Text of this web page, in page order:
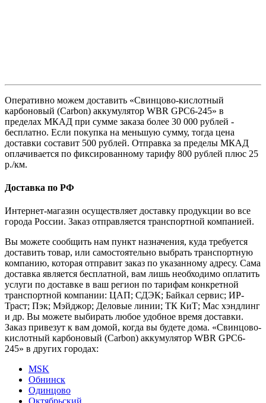
Оперативно можем доставить «Свинцово-кислотный
карбоновый (Carbon) аккумулятор WBR GPC6-245» в
пределах МКАД при сумме заказа более 30 000 рублей -
бесплатно. Если покупка на меньшую сумму, тогда цена
доставки составит 500 рублей. Отправка за пределы МКАД
оплачивается по фиксированному тарифу 800 рублей плюс 25
р./км.
Доставка по РФ
Интернет-магазин осуществляет доставку продукции во все
города России. Заказ отправляется транспортной компанией.
Вы можете сообщить нам пункт назначения, куда требуется
доставить товар, или самостоятельно выбрать транспортную
компанию, которая отправит заказ по указанному адресу. Сама
доставка является бесплатной, вам лишь необходимо оплатить
услуги по доставке в ваш регион по тарифам конкретной
транспортной компании: ЦАП; СДЭК; Байкал сервис; ИР-
Траст; Пэк; Мэйджор; Деловые линии; ТК КиТ; Мас хэндлинг
и др. Вы можете выбирать любое удобное время доставки.
Заказ привезут к вам домой, когда вы будете дома. «Свинцово-
кислотный карбоновый (Carbon) аккумулятор WBR GPC6-
245» в других городах:
MSK
Обнинск
Одинцово
Октябрьский